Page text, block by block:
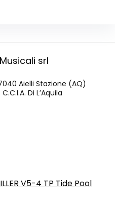
srl
Aielli Stazione (AQ)
Di L’Aquila
V5-4 TP Tide Pool